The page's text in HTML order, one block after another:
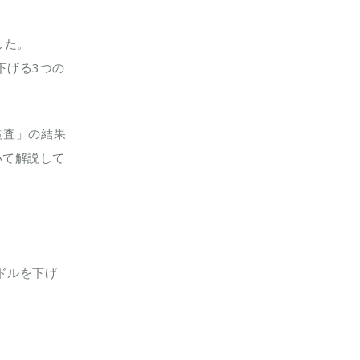
。
げる3つの
」の結果
解説して
ルを下げ